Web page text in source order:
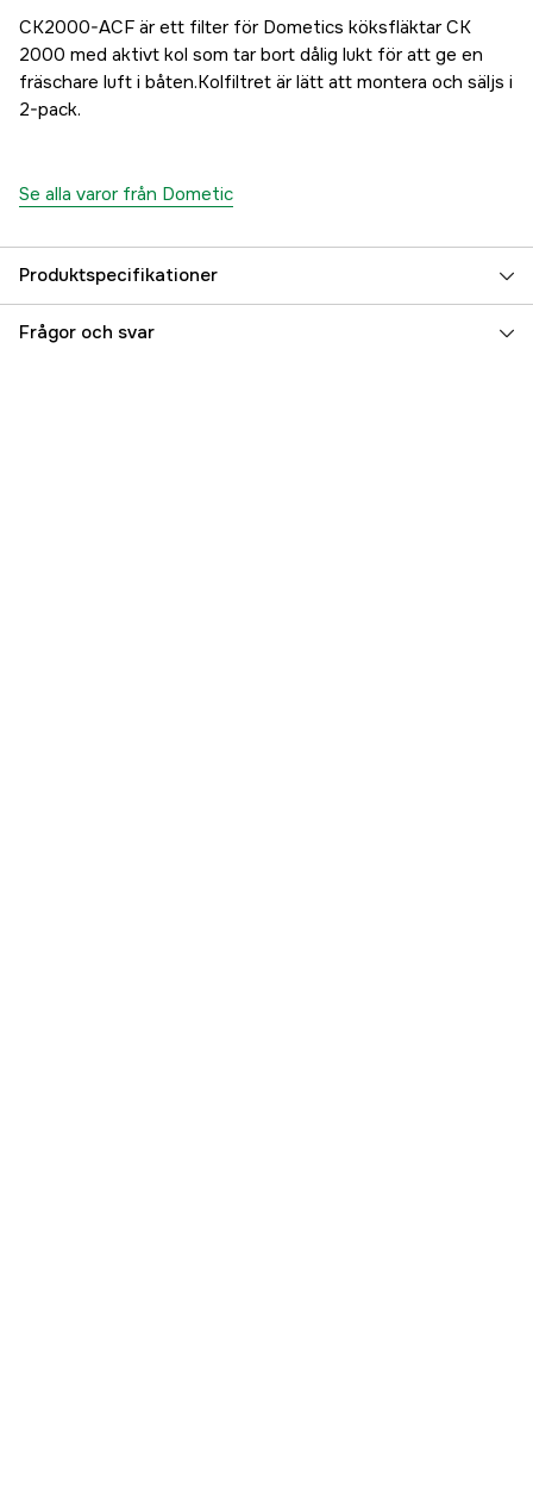
CK2000-ACF är ett filter för Dometics köksfläktar CK
2000 med aktivt kol som tar bort dålig lukt för att ge en
fräschare luft i båten.Kolfiltret är lätt att montera och säljs i
2-pack.
Se alla varor från Dometic
Produktspecifikationer
Referensnummer 5000017756
Frågor och svar